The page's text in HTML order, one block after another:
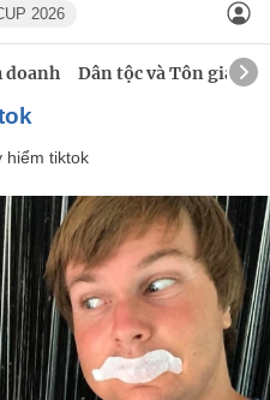
2026
doanh Dân tộc và Tôn giáo
hiểm tiktok